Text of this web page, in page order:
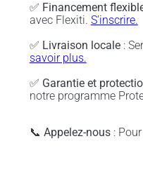
✅ Financement
avec Flexiti. S'inscrire.
✅ Livraison locale:
savoir plus.
✅ Garantie et
notre programme
📞 Appelez-nous: Pour